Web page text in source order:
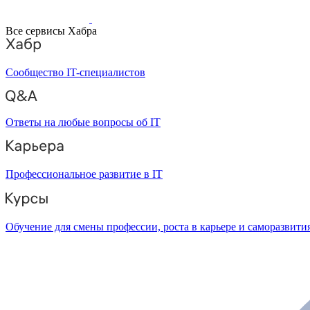
Все сервисы Хабра
Сообщество IT-специалистов
Ответы на любые вопросы об IT
Профессиональное развитие в IT
Обучение для смены профессии, роста в карьере и